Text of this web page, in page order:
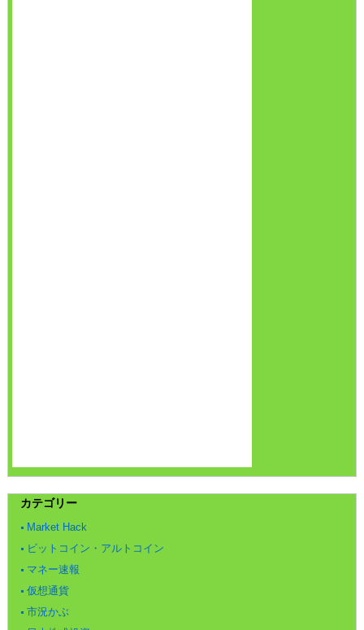
カテゴリー
Market Hack
ビットコイン・アルトコイン
マネー速報
仮想通貨
市況かぶ